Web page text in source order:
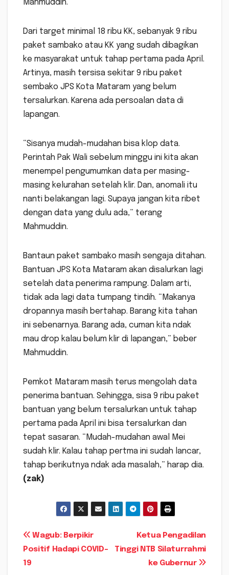
Mahmuddin.
Dari target minimal 18 ribu KK, sebanyak 9 ribu
paket sambako atau KK yang sudah dibagikan
ke masyarakat untuk tahap pertama pada April.
Artinya, masih tersisa sekitar 9 ribu paket
sembako JPS Kota Mataram yang belum
tersalurkan. Karena ada persoalan data di
lapangan.
“Sisanya mudah-mudahan bisa klop data.
Perintah Pak Wali sebelum minggu ini kita akan
menempel pengumumkan data per masing-
masing kelurahan setelah klir. Dan, anomali itu
nanti belakangan lagi. Supaya jangan kita ribet
dengan data yang dulu ada,” terang
Mahmuddin.
Bantaun paket sambako masih sengaja ditahan.
Bantuan JPS Kota Mataram akan disalurkan lagi
setelah data penerima rampung. Dalam arti,
tidak ada lagi data tumpang tindih. “Makanya
dropannya masih bertahap. Barang kita tahan
ini sebenarnya. Barang ada, cuman kita ndak
mau drop kalau belum klir di lapangan,” beber
Mahmuddin.
Pemkot Mataram masih terus mengolah data
penerima bantuan. Sehingga, sisa 9 ribu paket
bantuan yang belum tersalurkan untuk tahap
pertama pada April ini bisa tersalurkan dan
tepat sasaran. “Mudah-mudahan awal Mei
sudah klir. Kalau tahap pertma ini sudah lancar,
tahap berikutnya ndak ada masalah,” harap dia.
(zak)
Navigasi
pos
Ketua Pengadilan
Tinggi NTB Silaturrahmi
ke Gubernur
Wagub: Berpikir
Positif Hadapi COVID-
19